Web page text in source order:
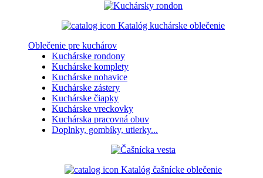
Katalóg kuchárske oblečenie
Oblečenie pre kuchárov
Kuchárske rondony
Kuchárske komplety
Kuchárske nohavice
Kuchárske zástery
Kuchárske čiapky
Kuchárske vreckovky
Kuchárska pracovná obuv
Doplnky, gombíky, utierky...
Katalóg čašnícke oblečenie